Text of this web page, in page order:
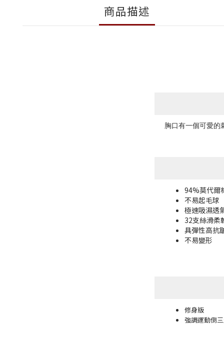
商品描述
胸口有一個可愛的
94%莫代爾
不易起毛球
極速吸濕透
32支絲滑柔
具彈性高抗
不易變形
修身版
強調運動倒